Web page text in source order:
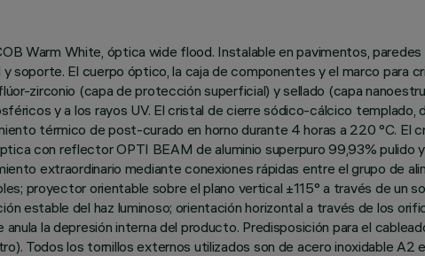
Warm White, óptica wide flood. Instalable en pavimentos,
soporte. El cuerpo óptico, la caja de componentes y el marco para
zirconio (capa de protección superficial) y sellado (capa
y a los rayos UV. El cristal de cierre sódico-cálcico
térmico de post-curado en horno durante 4 horas a 220 °C. El
con reflector OPTI BEAM de aluminio superpuro 99,93% pulido
extraordinario mediante conexiones rápidas entre el grupo de
proyector orientable sobre el plano vertical ±115° a través de un
estable del haz luminoso; orientación horizontal a través de los
la depresión interna del producto. Predisposición para el
Todos los tornillos externos utilizados son de acero inoxidable